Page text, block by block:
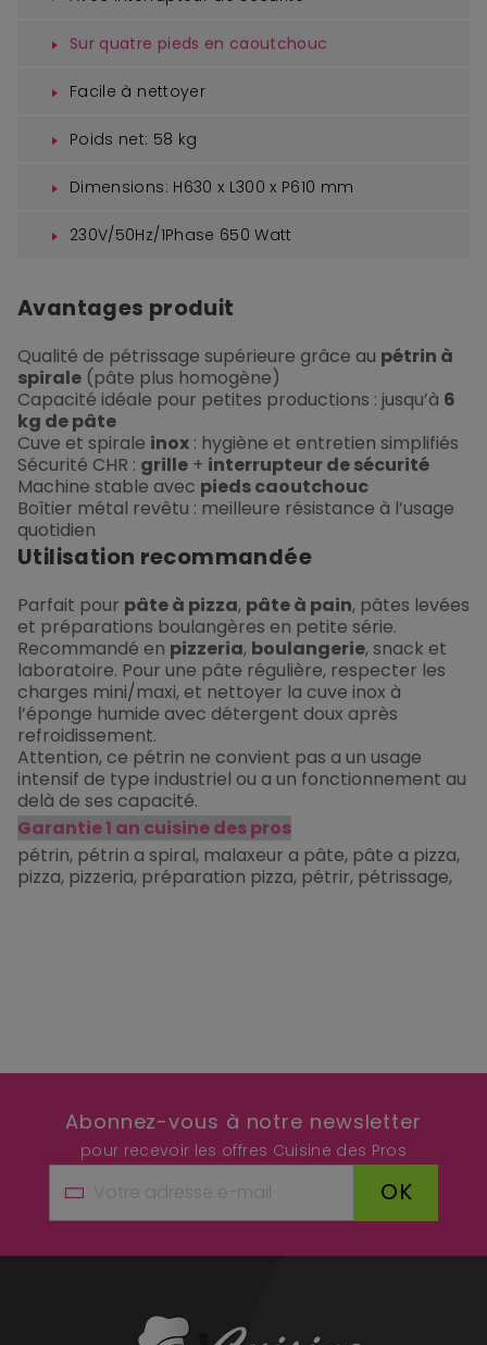
Sur quatre pieds en caoutchouc
Facile à nettoyer
Poids net: 58 kg
Dimensions: H630 x L300 x P610 mm
230V/50Hz/1Phase 650 Watt
Avantages produit
Qualité de pétrissage supérieure grâce au pétrin à
spirale (pâte plus homogène)
Capacité idéale pour petites productions : jusqu’à 6
kg de pâte
Cuve et spirale inox : hygiène et entretien simplifiés
Sécurité CHR : grille + interrupteur de sécurité
Machine stable avec pieds caoutchouc
Boîtier métal revêtu : meilleure résistance à l’usage
quotidien
Utilisation recommandée
Parfait pour pâte à pizza, pâte à pain, pâtes levées
et préparations boulangères en petite série.
Recommandé en pizzeria, boulangerie, snack et
laboratoire. Pour une pâte régulière, respecter les
charges mini/maxi, et nettoyer la cuve inox à
l’éponge humide avec détergent doux après
refroidissement.
Attention, ce pétrin ne convient pas a un usage
intensif de type industriel ou a un fonctionnement au
delà de ses capacité.
Garantie 1 an cuisine des pros
pétrin, pétrin a spiral, malaxeur a pâte, pâte a pizza,
pizza, pizzeria, préparation pizza, pétrir, pétrissage,
Abonnez-vous à notre newsletter
pour recevoir les offres Cuisine des Pros
OK